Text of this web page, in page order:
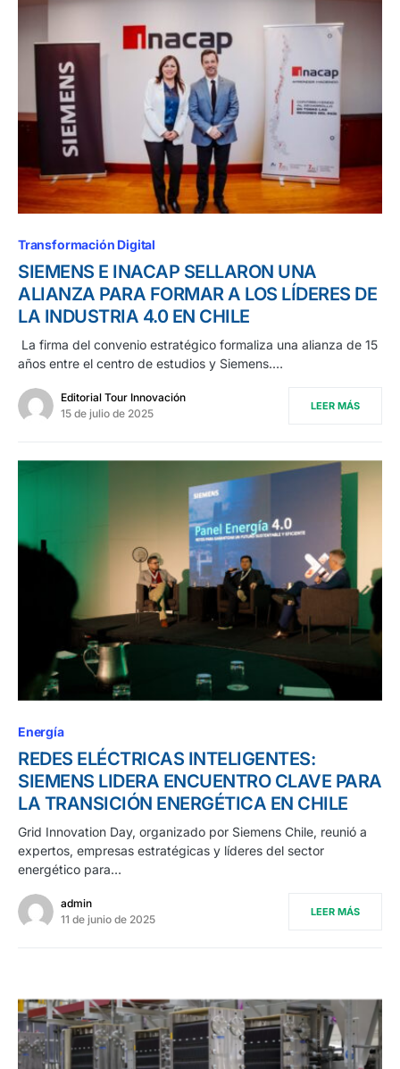
Transformación Digital
SIEMENS E INACAP SELLARON UNA
ALIANZA PARA FORMAR A LOS LÍDERES DE
LA INDUSTRIA 4.0 EN CHILE
La firma del convenio estratégico formaliza una alianza de 15
años entre el centro de estudios y Siemens.…
Editorial Tour Innovación
15 de julio de 2025
LEER MÁS
Energía
REDES ELÉCTRICAS INTELIGENTES:
SIEMENS LIDERA ENCUENTRO CLAVE PARA
LA TRANSICIÓN ENERGÉTICA EN CHILE
Grid Innovation Day, organizado por Siemens Chile, reunió a
expertos, empresas estratégicas y líderes del sector
energético para…
admin
11 de junio de 2025
LEER MÁS